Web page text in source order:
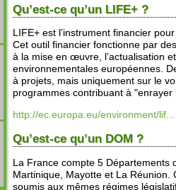
Qu’est-ce qu’un LIFE+ ?
LIFE+ est l’instrument financier
Cet outil financier fonctionne par
à la mise en œuvre, l’actualisation
environnementales européennes.
à projets, mais uniquement sur le
programmes contribuant à
http://ec.europa.eu/environment/lif...
Qu’est-ce qu’un DOM ?
La France compte 5 Départements
Martinique, Mayotte et La
soumis aux mêmes régimes